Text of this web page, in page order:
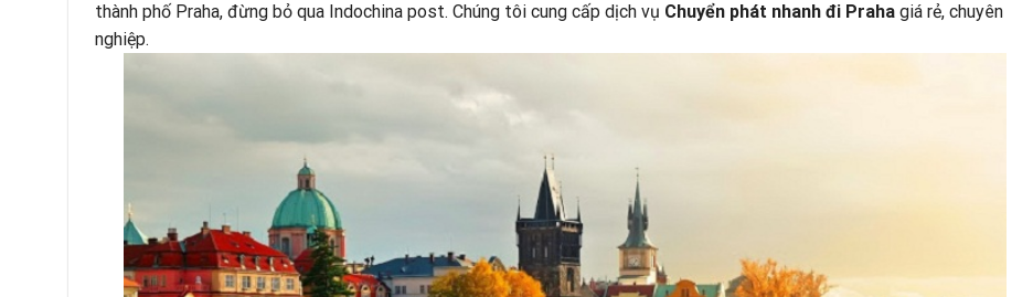
thành phố Praha, đừng bỏ qua Indochina post. Chúng tôi cung cấp dịch vụ Chuyển phát nhanh đi Praha giá rẻ, chuyên
nghiệp.